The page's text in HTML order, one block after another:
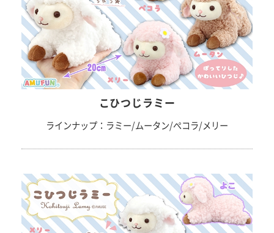
こひつじラミー
ラインナップ：ラミー/ムータン/ぺコラ/メリー